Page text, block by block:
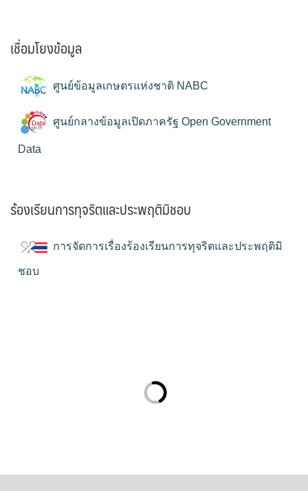
เชื่อมโยงข้อมูล
ศูนย์ข้อมูลเกษตรแห่งชาติ NABC
ศูนย์กลางข้อมูลเปิดภาครัฐ Open Government
Data
ร้องเรียนการทุจริตและประพฤติมิชอบ
การจัดการเรื่องร้องเรียนการทุจริตและประพฤติมิ
ชอบ